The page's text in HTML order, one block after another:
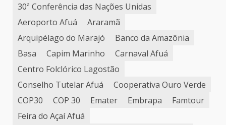
30ª Conferência das Nações Unidas
Aeroporto Afuá
Araramã
Arquipélago do Marajó
Banco da Amazônia
Basa
Capim Marinho
Carnaval Afuá
Centro Folclórico Lagostão
Conselho Tutelar Afuá
Cooperativa Ouro Verde
COP30
COP 30 Emater Embrapa
Famtour
Feira do Açaí Afuá